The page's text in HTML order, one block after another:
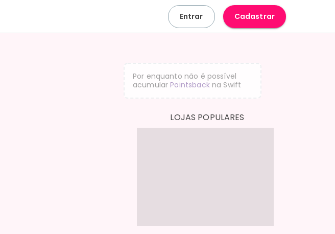
Entrar Cadastrar
Por enquanto não é possível
acumular Pointsbackna Swift
LOJAS POPULARES